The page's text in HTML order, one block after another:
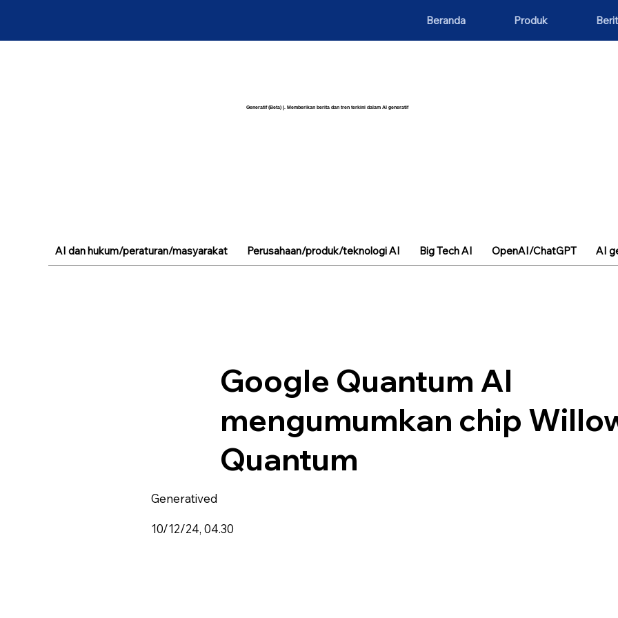
Beranda Produk
Generatif (Beta) |. Memberikan berita dan tren terkini dalam AI generatif
Google Quantum AI
mengumumkan chip
Quantum
Generatived
10/12/24, 04.30
AI dan hukum/peraturan/masyarakat Perusahaan/produk/teknologi AI Big Tech AI OpenAI/ChatGPT AI